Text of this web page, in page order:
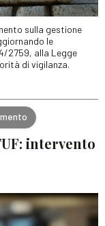
sulla gestione
le
2759, alla Legge
di vigilanza.
intervento